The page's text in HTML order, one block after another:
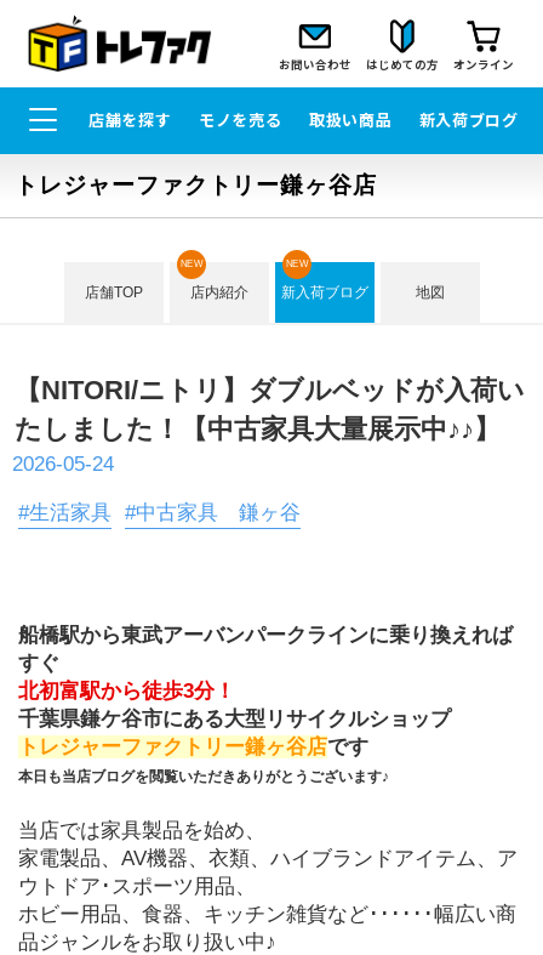
お問い合わせ はじめての方 オンライン
店舗を探す モノを売る 取扱い商品 新入荷ブログ
トレジャーファクトリー鎌ヶ谷店
店舗TOP 店内紹介
NEW
新入荷ブログ
NEW
地図
【NITORI/ニトリ】ダブルベッドが入荷い
たしました！【中古家具大量展示中♪♪】
2026-05-24
#生活家具 #中古家具 鎌ヶ谷
船橋駅から東武アーバンパークラインに乗り換えれば
すぐ
北初富駅から徒歩3分！
千葉県鎌ケ谷市にある大型リサイクルショップ
トレジャーファクトリー鎌ヶ谷店です
本日も当店ブログを閲覧いただきありがとうございます♪
当店では家具製品を始め、
家電製品、AV機器、衣類、ハイブランドアイテム、ア
ウトドア･スポーツ用品、
ホビー用品、食器、キッチン雑貨など･･････幅広い商
品ジャンルをお取り扱い中♪